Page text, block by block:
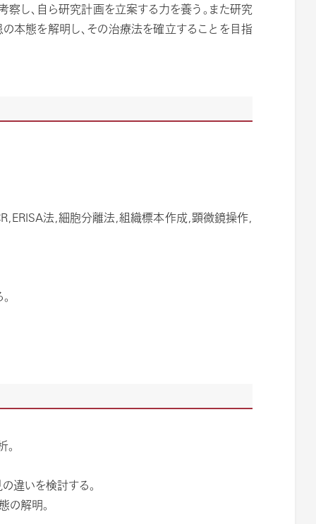
し、自ら研究計画を立案する力を養う。また研究
本態を解明し、その治療法を確立することを目指
法,細胞分離法,組織標本作成,顕微鏡操作,
違いを検討する。
の解明。